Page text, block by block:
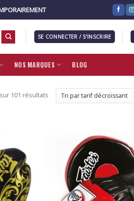
SE CONNECTER / S’INSCRIRE
NOS MARQUES BLOG
101 résultats